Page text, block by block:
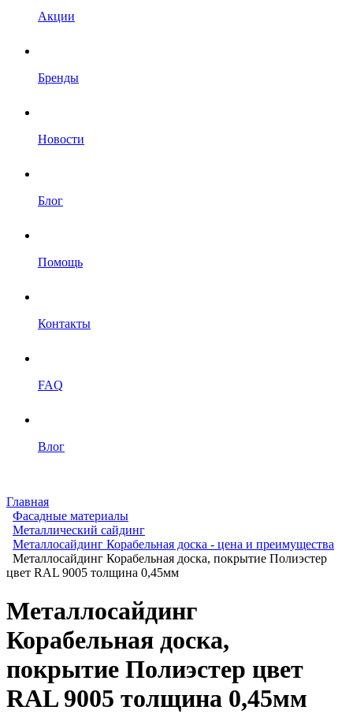
Акции
Бренды
Новости
Блог
Помощь
Контакты
FAQ
Влог
Главная
Фасадные материалы
Металлический сайдинг
Металлосайдинг Корабельная доска - цена и преимущества
Металлосайдинг Корабельная доска, покрытие Полиэстер
цвет RAL 9005 толщина 0,45мм
Металлосайдинг
Корабельная доска,
покрытие Полиэстер цвет
RAL 9005 толщина 0,45мм